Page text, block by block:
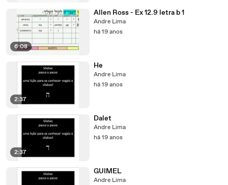
6:08
Allen Ross - Ex 12.9 letra b 1
Andre Lima
há 19 anos
2:37
He
Andre Lima
há 19 anos
2:37
Dalet
Andre Lima
há 19 anos
GUIMEL
Andre Lima